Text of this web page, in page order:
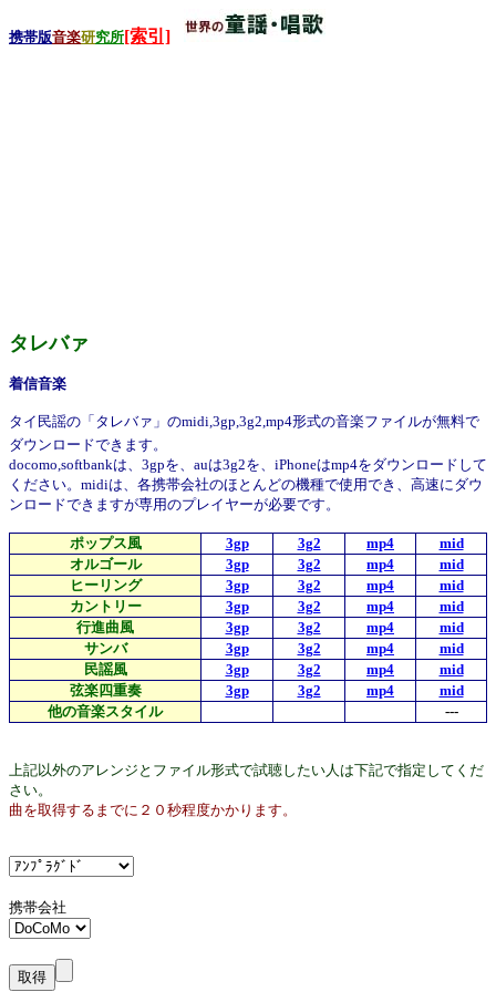
携帯版音楽研究所[索引]
タレバァ
着信音楽
タイ民謡の「タレバァ」のmidi,3gp,3g2,mp4形式の音楽ファイルが無料で
ダウンロードできます。
docomo,softbankは、3gpを、auは3g2を、iPhoneはmp4をダウンロードして
ください。midiは、各携帯会社のほとんどの機種で使用でき、高速にダウ
ンロードできますが専用のプレイヤーが必要です。
ポップス風 3gp 3g2 mp4
mid
オルゴール
3gp 3g2 mp4
mid
ヒーリング
3gp 3g2 mp4
mid
カントリー
3gp 3g2 mp4
mid
行進曲風
3gp 3g2 mp4
mid
サンバ
3gp 3g2 mp4
mid
民謡風
3gp 3g2 mp4
mid
弦楽四重奏
3gp 3g2 mp4
mid
他の音楽スタイル
---
上記以外のアレンジとファイル形式で試聴したい人は下記で指定してくだ
さい。
曲を取得するまでに２０秒程度かかります。
携帯会社